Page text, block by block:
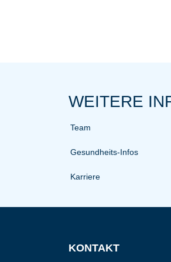
WEITERE
Team
Gesundheits-Infos
Karriere
KONTAKT